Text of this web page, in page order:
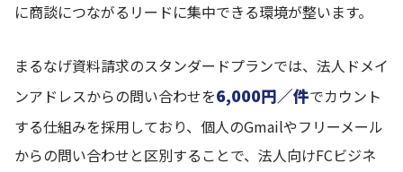
に商談につながるリードに集中できる環境が整います。
まるなげ資料請求のスタンダードプランでは、法人ドメイ
ンアドレスからの問い合わせを6,000円／件でカウント
する仕組みを採用しており、個人のGmailやフリーメール
からの問い合わせと区別することで、法人向けFCビジネ